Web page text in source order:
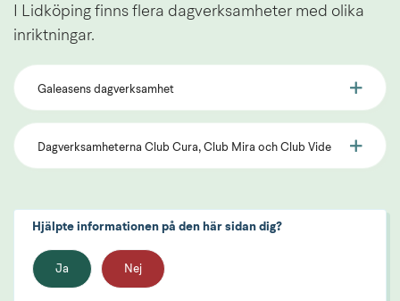
I Lidköping finns flera dagverksamheter med olika
inriktningar.
Galeasens dagverksamhet
Dagverksamheterna Club Cura, Club Mira och Club Vide
Hjälpte informationen på den här sidan dig?
Ja Nej